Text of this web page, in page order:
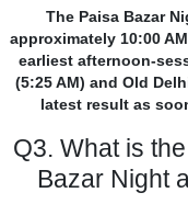
The Paisa Bazar
approximately 10:00
earliest afternoon-
(5:25 AM) and Old
latest result as
Q3. What is
Bazar Night